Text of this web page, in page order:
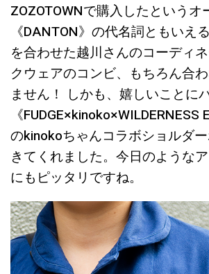
ZOZOTOWNで購入したというオ
《DANTON》の代名詞ともいえ
を合わせた越川さんのコーディ
クウェアのコンビ、もちろん合
ません！ しかも、嬉しいことに
《FUDGE×kinoko×WILDERNESS
のkinokoちゃんコラボショルダ
きてくれました。今日のような
にもピッタリですね。